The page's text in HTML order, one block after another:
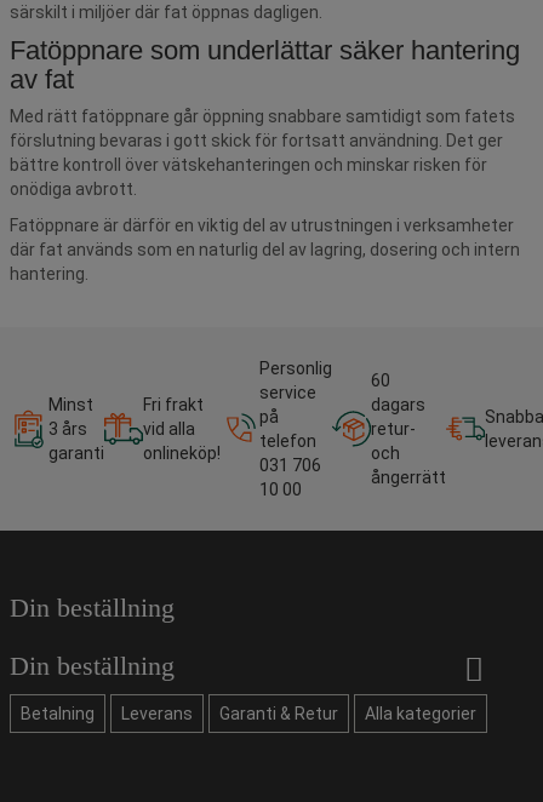
särskilt i miljöer där fat öppnas dagligen.
Fatöppnare som underlättar säker hantering
av fat
Med rätt fatöppnare går öppning snabbare samtidigt som fatets
förslutning bevaras i gott skick för fortsatt användning. Det ger
bättre kontroll över vätskehanteringen och minskar risken för
onödiga avbrott.
Fatöppnare är därför en viktig del av utrustningen i verksamheter
där fat används som en naturlig del av lagring, dosering och intern
hantering.
Minst
3 års
garanti
Fri frakt
vid alla
onlineköp!
Personlig
service
på
telefon
031 706
10 00
60
dagars
retur-
och
ångerrätt
Snabba
Din beställning
Din beställning
Betalning Leverans Garanti & Retur Alla kategorier